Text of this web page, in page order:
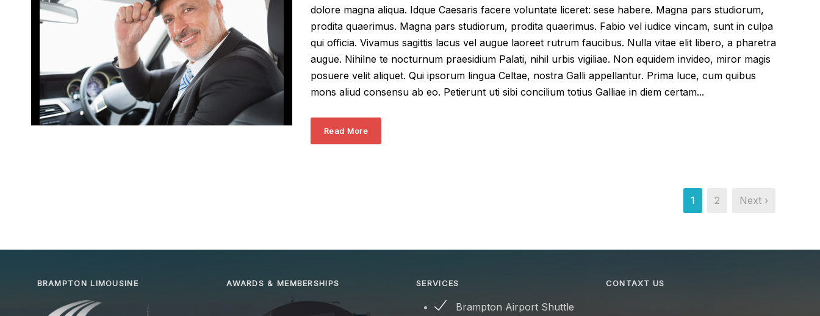
dolore magna aliqua. Idque Caesaris facere voluntate liceret: sese habere. Magna pars studiorum,
prodita quaerimus. Magna pars studiorum, prodita quaerimus. Fabio vel iudice vincam, sunt in culpa
qui officia. Vivamus sagittis lacus vel augue laoreet rutrum faucibus. Nulla vitae elit libero, a pharetra
augue. Nihilne te nocturnum praesidium Palati, nihil urbis vigiliae. Non equidem invideo, miror magis
posuere velit aliquet. Qui ipsorum lingua Celtae, nostra Galli appellantur. Prima luce, cum quibus
mons aliud consensu ab eo. Petierunt uti sibi concilium totius Galliae in diem certam...
Read More
1 2 Next ›
BRAMPTON LIMOUSINE AWARDS & MEMBERSHIPS SERVICES
Brampton Airport Shuttle
CONTAXT US